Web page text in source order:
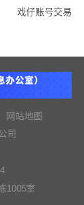
戏仔账号交易
网站地图
司
1005室